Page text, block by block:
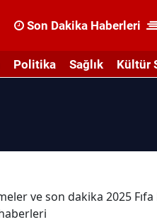
Son Dakika Haberleri
Politika Sağlık Kültür
ve son dakika 2025